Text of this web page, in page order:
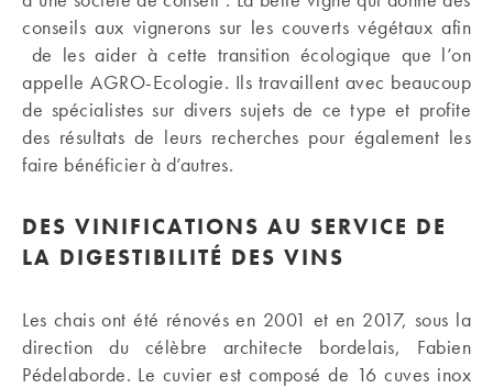
conseils aux vignerons sur les couverts végétaux afin
de les aider à cette transition écologique que l’on
appelle AGRO-Ecologie. Ils travaillent avec beaucoup
de spécialistes sur divers sujets de ce type et profite
des résultats de leurs recherches pour également les
faire bénéficier à d’autres.
DES VINIFICATIONS AU SERVICE DE
LA DIGESTIBILITÉ DES VINS
Les chais ont été rénovés en 2001 et en 2017, sous la
direction du célèbre architecte bordelais, Fabien
Pédelaborde. Le cuvier est composé de 16 cuves inox